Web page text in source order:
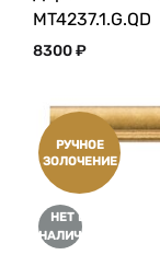
MT4237.1.G.QD
8300₽
РУЧНОЕ
ЗОЛОЧЕНИЕ
НЕТ В
НАЛИЧИИ